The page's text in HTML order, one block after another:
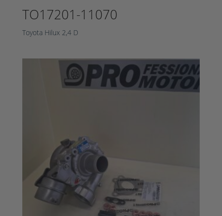
TO17201-11070
Toyota Hilux 2,4 D